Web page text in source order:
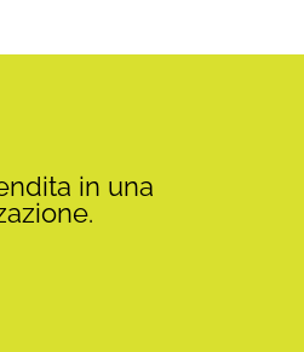
in una